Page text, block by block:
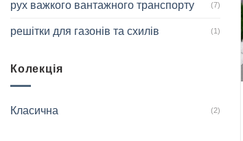
рух важкого вантажного транспорту (7)
решітки для газонів та схилів (1)
Колекція
Класична (2)